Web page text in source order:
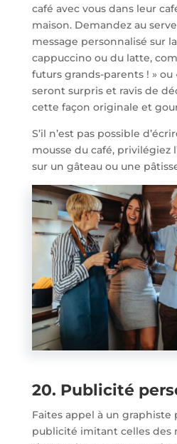
café avec vous dans leur
maison. Demandez au
message personnalisé sur
cappuccino ou du latte,
futurs grands-parents ! » ou
seront surpris et ravis de
cette façon originale et
S’il n’est pas possible
mousse du café, privilégiez
sur un gâteau ou une
20. Publicité
Faites appel à un graphiste
publicité imitant celles des